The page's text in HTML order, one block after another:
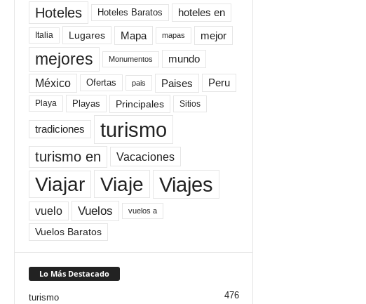
Hoteles Hoteles Baratos hoteles en
Italia Lugares Mapa mapas mejor
mejores Monumentos mundo
México Ofertas pais Paises Peru
Playa Playas Principales Sitios
tradiciones turismo
turismo en Vacaciones
Viajar Viaje Viajes
vuelo Vuelos vuelos a
Vuelos Baratos
Lo Más Destacado
turismo 476